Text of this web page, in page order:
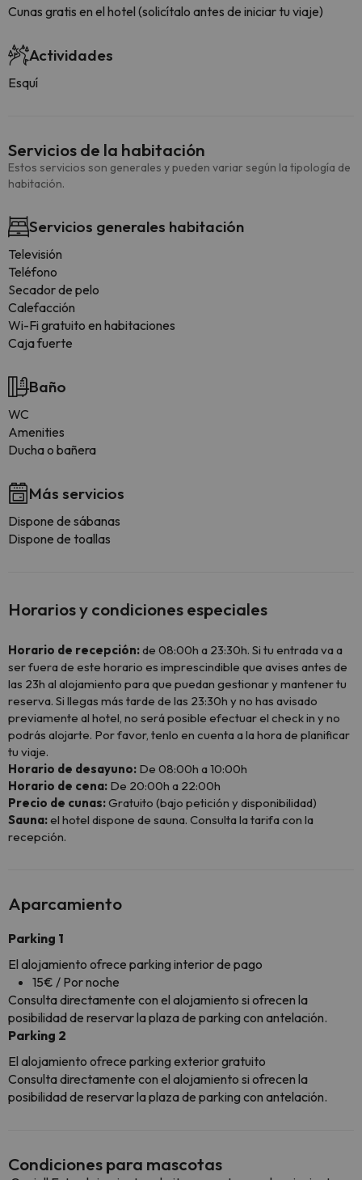
Cunas gratis en el hotel (solicítalo antes de iniciar tu viaje)
Actividades
Esquí
Servicios de la habitación
Estos servicios son generales y pueden variar según la tipología de
habitación.
Servicios generales habitación
Televisión
Teléfono
Secador de pelo
Calefacción
Wi-Fi gratuito en habitaciones
Caja fuerte
Baño
WC
Amenities
Ducha o bañera
Más servicios
Dispone de sábanas
Dispone de toallas
Horarios y condiciones especiales
Horario de recepción:de 08:00h a 23:30h. Si tu entrada va a
ser fuera de este horario es imprescindible que avises antes de
las 23h al alojamiento para que puedan gestionar y mantener tu
reserva. Si llegas más tarde de las 23:30h y no has avisado
previamente al hotel, no será posible efectuar el check in y no
podrás alojarte. Por favor, tenlo en cuenta a la hora de planificar
tu viaje.
Horario de desayuno: De 08:00h a 10:00h
Horario de cena: De 20:00h a 22:00h
Precio de cunas:Gratuito (bajo petición y disponibilidad)
Sauna:el hotel dispone de sauna. Consulta la tarifa con la
recepción.
Aparcamiento
Parking 1
El alojamiento ofrece parking interior de pago
15€ / Por noche
Consulta directamente con el alojamiento si ofrecen la
posibilidad de reservar la plaza de parking con antelación.
Parking 2
El alojamiento ofrece parking exterior gratuito
Consulta directamente con el alojamiento si ofrecen la
posibilidad de reservar la plaza de parking con antelación.
Condiciones para mascotas